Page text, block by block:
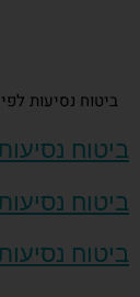
ביטוח נסיעות
ביטוח
ביטוח
ביטוח נסיעות